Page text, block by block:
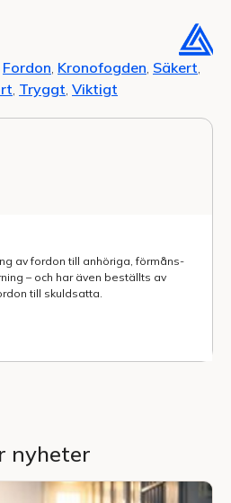
Fordon Kronofogden Säkert
Tryggt Viktigt
av fordon till anhöriga, förmåns-
– och har även beställts av
till skuldsatta.
nyheter